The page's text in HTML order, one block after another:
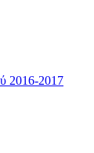
2016-2017